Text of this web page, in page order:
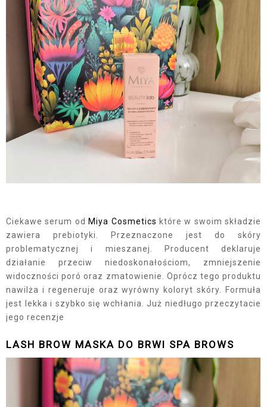
Ciekawe serum od Miya Cosmetics które w swoim składzie
zawiera prebiotyki. Przeznaczone jest do skóry
problematycznej i mieszanej. Producent deklaruje
działanie przeciw niedoskonałościom, zmniejszenie
widoczności poró oraz zmatowienie. Oprócz tego produktu
nawilża i regeneruje oraz wyrówny koloryt skóry. Formuła
jest lekka i szybko się wchłania. Już niedługo przeczytacie
jego recenzje
LASH BROW MASKA DO BRWI SPA BROWS